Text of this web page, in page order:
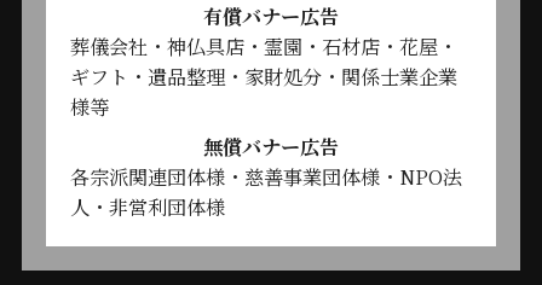
有償バナー広告
葬儀会社・神仏具店・霊園・石材店・花屋・
ギフト・遺品整理・家財処分・関係士業企業
様等
無償バナー広告
各宗派関連団体様・慈善事業団体様・NPO法
人・非営利団体様